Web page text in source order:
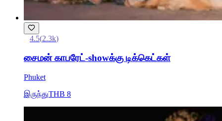
4.5(2.3k)
சைமன் காபரேட்-showக்கு டிக்கெட்கள்
Phuket
இருந்துTHB 8